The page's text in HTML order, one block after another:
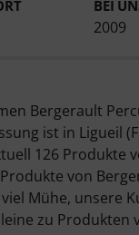
BEI
2009
Bergerault
ist in Ligueil
126 Produkte
von
Mühe, unsere
zu Produkten